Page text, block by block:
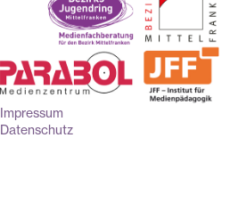
Impressum
Datenschutz